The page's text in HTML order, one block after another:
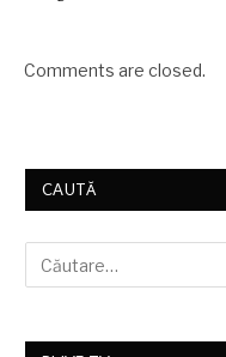
Comments are closed.
CAUTĂ